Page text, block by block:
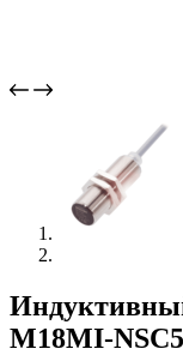
M18MI-